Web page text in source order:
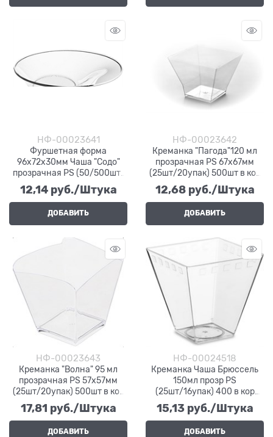
НФ-00023641
Фуршетная форма
96х72х30мм Чаша "Содо"
прозрачная PS (50/500шт)
ВЗЛП (5014П)
12,14 руб./Штука
ДОБАВИТЬ
НФ-00023642
Креманка "Пагода"120 мл
прозрачная PS 67х67мм
(25шт/20упак) 500шт в кор
ВЗЛП (5032П)
12,68 руб./Штука
ДОБАВИТЬ
НФ-00023643
Креманка "Волна" 95 мл
прозрачная PS 57х57мм
(25шт/20упак) 500шт в кор
ВЗЛП (5029П)
17,81 руб./Штука
ДОБАВИТЬ
НФ-00024518
Креманка Чаша Брюссель
150мл прозр PS
(25шт/16упак) 400 в кор
ВЗЛП (5078П)
15,13 руб./Штука
ДОБАВИТЬ